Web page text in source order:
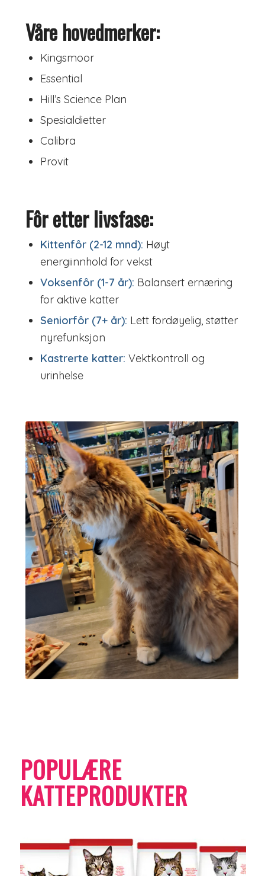
Våre hovedmerker:
Kingsmoor
Essential
Hill’s Science Plan
Spesialdietter
Calibra
Provit
Fôr etter livsfase:
Kittenfôr (2-12 mnd): Høyt
energiinnhold for vekst
Voksenfôr (1-7 år): Balansert ernæring
for aktive katter
Seniorfôr (7+ år): Lett fordøyelig, støtter
nyrefunksjon
Kastrerte katter: Vektkontroll og
urinhelse
POPULÆRE
KATTEPRODUKTER